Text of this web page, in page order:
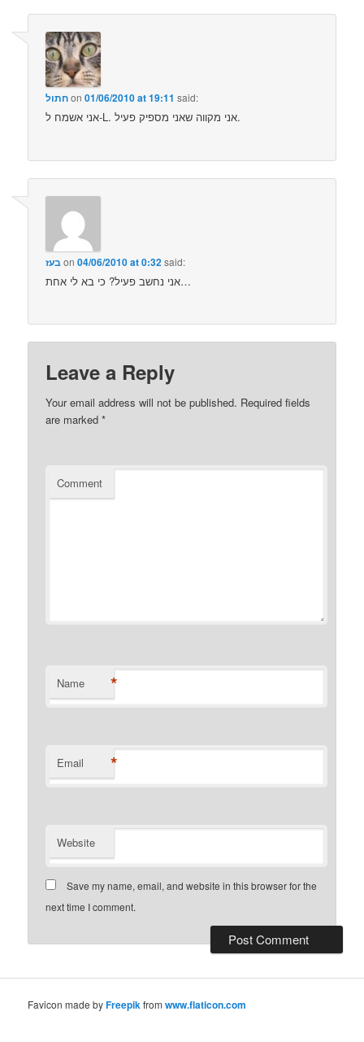
חתולon01/06/2010 at 19:11 said:
אני אשמח ל-L. אני מקווה שאני מספיק פעיל.
בעזon04/06/2010 at 0:32said:
אני נחשב פעיל? כי בא לי אחת…
Leave a Reply
Your email address will not be published. Required fields
are marked*
Comment
Name *
Email *
Website
Save my name, email, and website in this browser for the
next time I comment.
Favicon made byFreepik fromwww.flaticon.com